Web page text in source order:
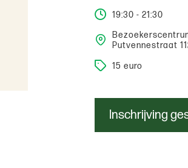
19:30 - 21:30
Putvennestraat
15 euro
Inschrijving